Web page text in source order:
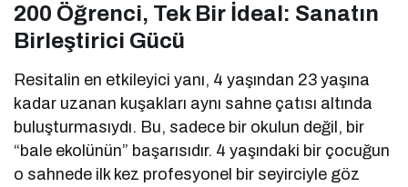
200 Öğrenci, Tek Bir İdeal: Sanatın
Birleştirici Gücü
Resitalin en etkileyici yanı, 4 yaşından 23 yaşına
kadar uzanan kuşakları aynı sahne çatısı altında
buluşturmasıydı. Bu, sadece bir okulun değil, bir
“bale ekolünün” başarısıdır. 4 yaşındaki bir çocuğun
o sahnede ilk kez profesyonel bir seyirciyle göz